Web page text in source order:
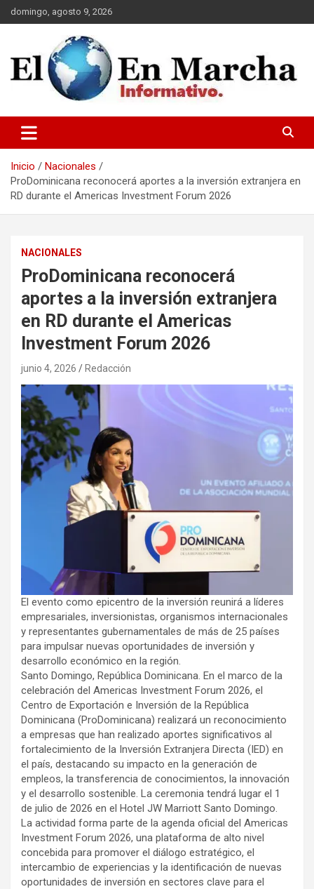
Saltar
al
domingo, agosto 9, 2026
elmundoenmarcha.net
Inicio
Nacionales
ProDominicana reconocerá aportes a la inversión extranjera en
RD durante el Americas Investment Forum 2026
NACIONALES
ProDominicana reconocerá
aportes a la inversión extranjera
en RD durante el Americas
Investment Forum 2026
junio 4, 2026 Redacción
El evento como epicentro de la inversión reunirá a líderes
empresariales, inversionistas, organismos internacionales
y representantes gubernamentales de más de 25 países
para impulsar nuevas oportunidades de inversión y
desarrollo económico en la región.
Santo Domingo, República Dominicana. En el marco de la
celebración del Americas Investment Forum 2026, el
Centro de Exportación e Inversión de la República
Dominicana (ProDominicana) realizará un reconocimiento
a empresas que han realizado aportes significativos al
fortalecimiento de la Inversión Extranjera Directa (IED) en
el país, destacando su impacto en la generación de
empleos, la transferencia de conocimientos, la innovación
y el desarrollo sostenible. La ceremonia tendrá lugar el 1
de julio de 2026 en el Hotel JW Marriott Santo Domingo.
La actividad forma parte de la agenda oficial del Americas
Investment Forum 2026, una plataforma de alto nivel
concebida para promover el diálogo estratégico, el
intercambio de experiencias y la identificación de nuevas
oportunidades de inversión en sectores clave para el